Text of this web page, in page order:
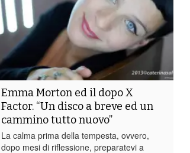
Emma Morton ed il dopo X
Factor. “Un disco a breve ed un
cammino tutto nuovo”
La calma prima della tempesta, ovvero,
dopo mesi di riflessione, preparatevi a